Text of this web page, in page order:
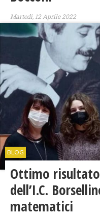
Martedì, 12 Aprile 2022
BLOG
Ottimo risultato
dell’I.C.
matematici